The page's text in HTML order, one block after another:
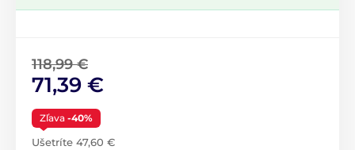
118,99 €
71,39 €
Zľava -40%
Ušetríte 47,60 €